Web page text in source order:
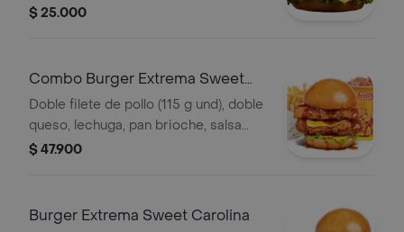
entre salsa búfalo sriracha, BBQ, salsa
$ 25.000
Combo Burger Extrema Sweet
Carolina
Doble filete de pollo (115 g und), doble
queso, lechuga, pan brioche, salsa
sweet Carolina,francesa mediana (60
$ 47.900
Burger Extrema Sweet Carolina